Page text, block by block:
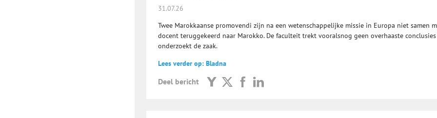
31.07.26
Twee Marokkaanse promovendi zijn na een wetenschappelijke missie in Europa niet samen
docent teruggekeerd naar Marokko. De faculteit trekt vooralsnog geen overhaaste
onderzoekt de zaak.
Lees verder op: Bladna
Deel bericht